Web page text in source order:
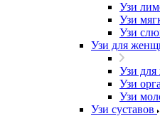
Узи
Узи
Узи
Узи для
Узи
Узи
Узи
Узи cуставов